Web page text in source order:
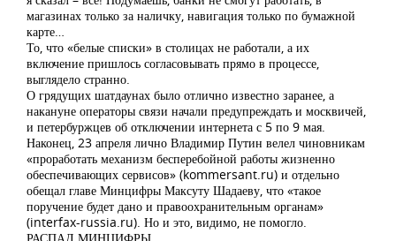
магазинах только за наличку, навигация только по бумажной
карте…
То, что «белые списки» в столицах не работали, а их
включение пришлось согласовывать прямо в процессе,
выглядело странно.
О грядущих шатдаунах было отлично известно заранее, а
накануне операторы связи начали предупреждать и москвичей,
и петербуржцев об отключении интернета с 5 по 9 мая.
Наконец, 23 апреля лично Владимир Путин велел чиновникам
«проработать механизм бесперебойной работы жизненно
обеспечивающих сервисов» (kommersant.ru) и отдельно
обещал главе Минцифры Максуту Шадаеву, что «такое
поручение будет дано и правоохранительным органам»
(interfax-russia.ru). Но и это, видимо, не помогло.